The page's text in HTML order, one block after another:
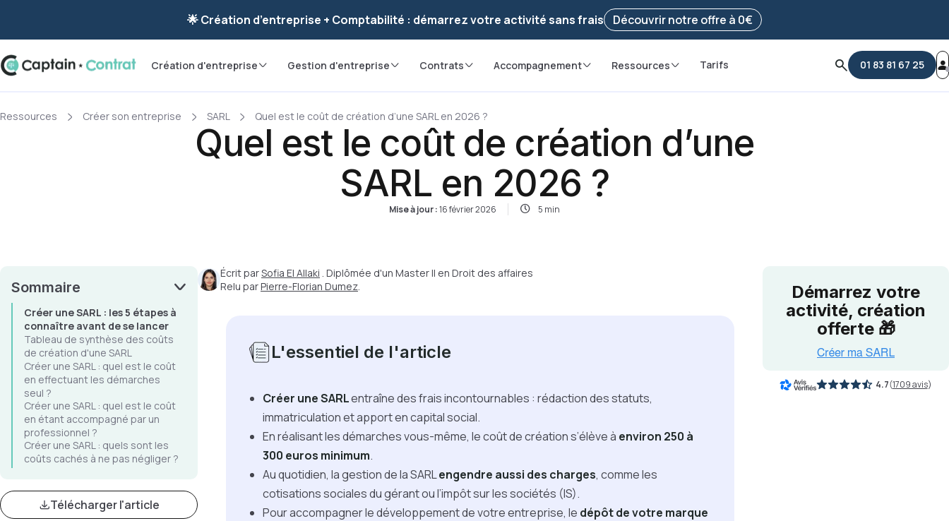
Ravis de vous revoir ! Votre démarchea été enregistrée 🚀 Reprendre ma démarche
🌟 Création d’entreprise + Comptabilité : démarrez votre activité sans frais Découvrir notre offre à 0€
Création d'entreprise Gestion d'entreprise Contrats Accompagnement Ressources Tarifs 01 83 81 67 25
Ressources Créer son entreprise SARL Quel est le coût de création d’une SARL en 2026 ?
Quel est le coût de création d’une
SARL en 2026 ?
Mise à jour :16 février 2026 5 min
Sommaire
Créer une SARL : les 5 étapes à
connaître avant de se lancer
Tableau de synthèse des coûts
de création d'une SARL
Créer une SARL : quel est le coût
en effectuant les démarches
seul ?
Créer une SARL : quel est le coût
en étant accompagné par un
professionnel ?
Créer une SARL : quels sont les
coûts cachés à ne pas négliger ?
Télécharger l'article
Écrit parSofia El Allaki . Diplômée d'un Master II en Droit des affaires
Relu parPierre-Florian Dumez.
L'essentiel de l'article
Créer une SARLentraîne des frais incontournables : rédaction des statuts,
immatriculation et apport en capital social.
En réalisant les démarches vous-même, le coût de création s’élève à environ 250 à
300 euros minimum.
Au quotidien, la gestion de la SARLengendre aussi des charges, comme les
cotisations sociales du gérant ou l’impôt sur les sociétés (IS).
Pour accompagner le développement de votre entreprise, le dépôt de votre marque
4.7(1709 avis)
Démarrez votre
activité, création
offerte 🎁